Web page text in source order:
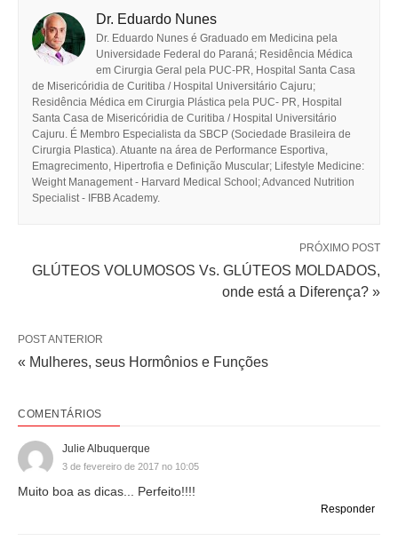
Dr. Eduardo Nunes
Dr. Eduardo Nunes é Graduado em Medicina pela
Universidade Federal do Paraná; Residência Médica
em Cirurgia Geral pela PUC-PR, Hospital Santa Casa
de Misericóridia de Curitiba / Hospital Universitário Cajuru;
Residência Médica em Cirurgia Plástica pela PUC- PR, Hospital
Santa Casa de Misericóridia de Curitiba / Hospital Universitário
Cajuru. É Membro Especialista da SBCP (Sociedade Brasileira de
Cirurgia Plastica). Atuante na área de Performance Esportiva,
Emagrecimento, Hipertrofia e Definição Muscular; Lifestyle Medicine:
Weight Management - Harvard Medical School; Advanced Nutrition
Specialist - IFBB Academy.
PRÓXIMO POST
GLÚTEOS VOLUMOSOS Vs. GLÚTEOS MOLDADOS,
onde está a Diferença? »
POST ANTERIOR
« Mulheres, seus Hormônios e Funções
COMENTÁRIOS
Julie Albuquerque
3 de fevereiro de 2017 no 10:05
Muito boa as dicas... Perfeito!!!!
Responder